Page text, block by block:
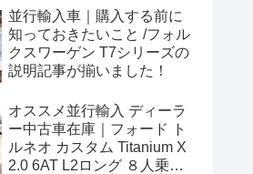
並行輸入車｜購入する前に
知っておきたいこと /フォル
クスワーゲン T7シリーズの
説明記事が揃いました！
オススメ並行輸入 ディーラ
ー中古車在庫｜フォード ト
ルネオ カスタム Titanium X
2.0 6AT L2ロング ８人乗り